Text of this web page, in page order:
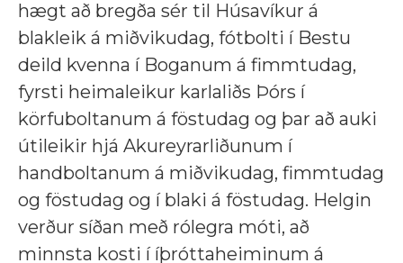
hægt að bregða sér til Húsavíkur á
blakleik á miðvikudag, fótbolti í Bestu
deild kvenna í Boganum á fimmtudag,
fyrsti heimaleikur karlaliðs Þórs í
körfuboltanum á föstudag og þar að auki
útileikir hjá Akureyrarliðunum í
handboltanum á miðvikudag, fimmtudag
og föstudag og í blaki á föstudag. Helgin
verður síðan með rólegra móti, að
minnsta kosti í íþróttaheiminum á